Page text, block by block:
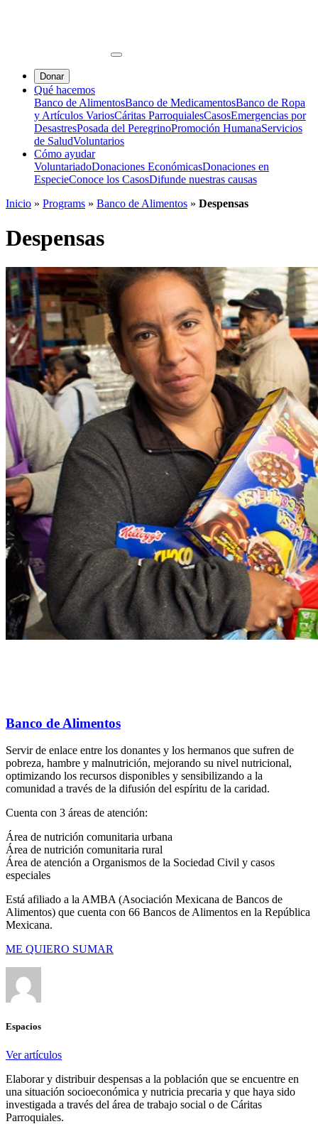
Donar
Qué hacemos
Banco de AlimentosBanco de MedicamentosBanco de Ropa
y Artículos VariosCáritas ParroquialesCasosEmergencias por
DesastresPosada del PeregrinoPromoción HumanaServicios
de SaludVoluntarios
Cómo ayudar
VoluntariadoDonaciones EconómicasDonaciones en
EspecieConoce los CasosDifunde nuestras causas
Inicio » Programs » Banco de Alimentos » Despensas
Despensas
Banco de Alimentos
Servir de enlace entre los donantes y los hermanos que sufren de
pobreza, hambre y malnutrición, mejorando su nivel nutricional,
optimizando los recursos disponibles y sensibilizando a la
comunidad a través de la difusión del espíritu de la caridad.
Cuenta con 3 áreas de atención:
Área de nutrición comunitaria urbana
Área de nutrición comunitaria rural
Área de atención a Organismos de la Sociedad Civil y casos
especiales
Está afiliado a la AMBA (Asociación Mexicana de Bancos de
Alimentos) que cuenta con 66 Bancos de Alimentos en la República
Mexicana.
ME QUIERO SUMAR
Espacios
Ver artículos
Elaborar y distribuir despensas a la población que se encuentre en
una situación socioeconómica y nutricia precaria y que haya sido
investigada a través del área de trabajo social o de Cáritas
Parroquiales.